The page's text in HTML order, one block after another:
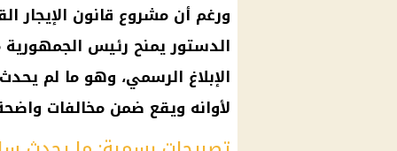
ورغم أن مشروع قانون الإيجار
الإبلاغ الرسمي، وهو ما لم
لأوانه ويقع ضمن مخالفات